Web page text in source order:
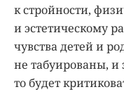
к стройности,
и эстетическому
чувства детей и
не табуированы, и
то будет